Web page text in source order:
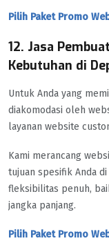
Pilih Paket Promo
12. Jasa
Kebutuhan di
Untuk Anda yang
diakomodasi oleh
layanan website
Kami merancang
tujuan spesifik Anda
fleksibilitas penuh,
jangka panjang.
Pilih Paket Promo